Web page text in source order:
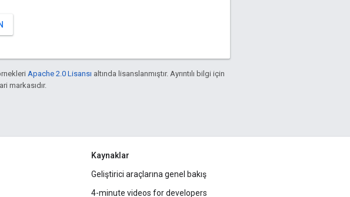
Apache 2.0 Lisansı altında lisanslanmıştır. Ayrıntılı bilgi için
markasıdır.
Kaynaklar
Geliştirici araçlarına genel bakış
4-minute videos for developers